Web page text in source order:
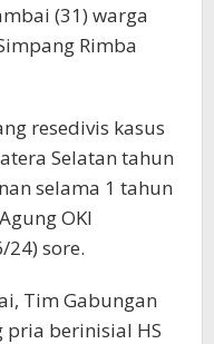
(31) warga
Rimba
resedivis kasus
Selatan tahun
selama 1 tahun
OKI
24) sore.
Tim Gabungan
pria berinisial HS